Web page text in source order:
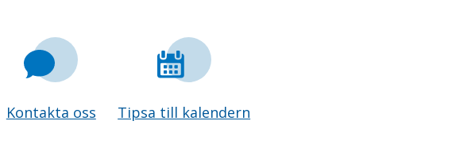
Kontakta oss Tipsa till kalendern